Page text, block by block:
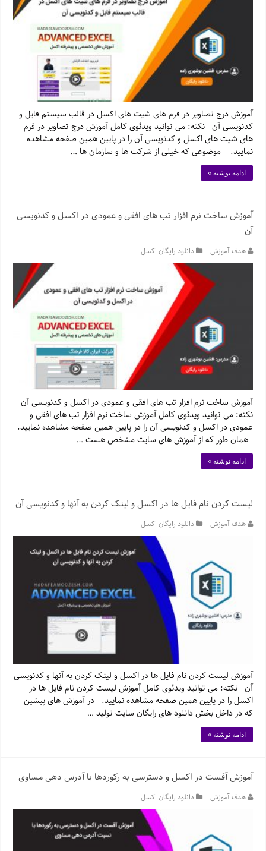
آموزش درج تصاویر در فرم های شیت های اکسل در قالب سیستم فایل و
کدنویسی آن نکته: می توانید ویدئوی کامل آموزش درج تصاویر در فرم
های شیت های اکسل و کدنویسی آن را در پایین همین صفحه مشاهده
نمایید. موضوعی که خیلی از شرکت ها و سازمان ها …
ادامه نوشته »
آموزش ساخت نرم افزار تب های افقی و عمودی در اکسل و کدنویسی
آن
هدف آموزش دانلود رایگان اکسل
آموزش ساخت نرم افزار تب های افقی و عمودی در اکسل و کدنویسی آن
نکته: می توانید ویدئوی کامل آموزش ساخت نرم افزار تب های افقی و
عمودی در اکسل و کدنویسی آن را در پایین همین صفحه مشاهده نمایید.
همان طور که از آموزش های سایت مشخص هست …
ادامه نوشته »
لیست کردن نام فایل ها در اکسل و لینک کردن به آنها و کدنویسی آن
هدف آموزش دانلود رایگان اکسل
آموزش لیست کردن نام فایل ها در اکسل و لینک کردن به آنها و کدنویسی
آن نکته: می توانید ویدئوی کامل آموزش لیست کردن نام فایل ها در
اکسل را در پایین همین صفحه مشاهده نمایید. در آموزش های پیشین
که در داخل بخش دانلود های رایگان سایت تولید …
ادامه نوشته »
آموزش آفست در اکسل و دسترسی به رکوردها با آدرس دهی مساوی
هدف آموزش دانلود رایگان اکسل